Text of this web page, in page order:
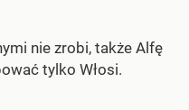
nie zrobi, także Alfę
tylko Włosi.